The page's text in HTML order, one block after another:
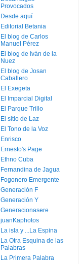
Provocados
Desde aquí
Editorial Betania
El blog de Carlos
Manuel Pérez
El blog de Iván de la
Nuez
El blog de Josan
Caballero
El Exegeta
El Imparcial Digital
El Parque Trillo
El sitio de Laz
El Tono de la Voz
Enrisco
Ernesto's Page
Ethno Cuba
Fernandina de Jagua
Fogonero Emergente
Generación F
Generación Y
Generacionasere
juanKaphotos
La isla y ...La Espina
La Otra Esquina de las
Palabras
La Primera Palabra